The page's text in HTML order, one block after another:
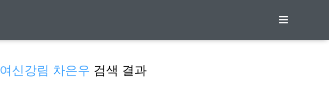
여신강림 차은우 검색 결과